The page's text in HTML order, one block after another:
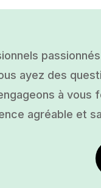
ayez des
à
agréable et